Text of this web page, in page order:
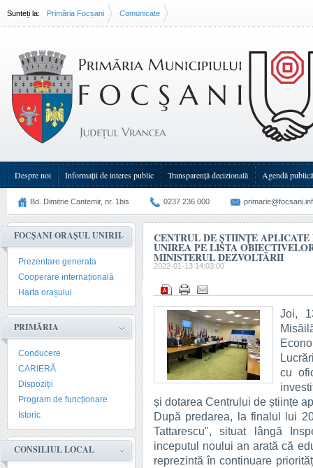
Sunteți la: Primăria Focșani Comunicate
Despre noi Informații de interes public Transparenţă decizională Agendă publică
Bd. Dimitrie Cantemir, nr. 1bis 0237 236 000
FOCȘANI ORAȘUL UNIRII
Prezentare generala
Cooperare internațională
Harta orașului
PRIMĂRIA
Conducere
CARIERĂ
Dispoziții
Program de funcționare
Istoric
CONSILIUL LOCAL
CENTRUL DE ȘTIINȚE
UNIREA PE LISTA
MINISTERUL DEZVOLTĂRII
2022-01-13 14:03:00
Joi,
cu
și dotarea Centrului de științe
După predarea, la finalul lui
Tattarescu", situat lângă
inceputul noului an arată că
reprezintă în continuare